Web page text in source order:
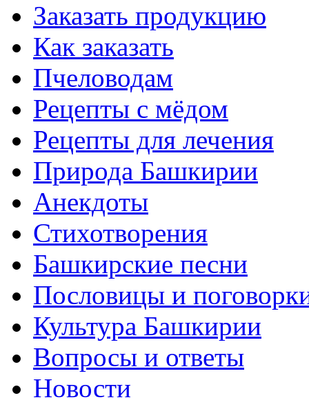
Заказать продукцию
Как заказать
Пчеловодам
Рецепты с мёдом
Рецепты для лечения
Природа Башкирии
Анекдоты
Стихотворения
Башкирские песни
Пословицы и
Культура Башкирии
Вопросы и ответы
Новости